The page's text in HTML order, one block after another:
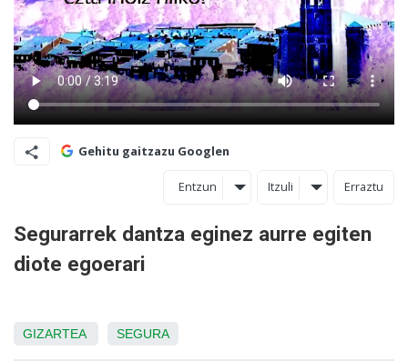
Gehitu gaitzazu Googlen
Entzun Itzuli Erraztu
Segurarrek dantza eginez aurre egiten
diote egoerari
GIZARTEA SEGURA